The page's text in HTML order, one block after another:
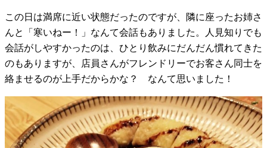
この日は満席に近い状態だったのですが、隣に座ったお姉さ
んと「寒いねー！」なんて会話もありました。人見知りでも
会話がしやすかったのは、ひとり飲みにだんだん慣れてきた
のもありますが、店員さんがフレンドリーでお客さん同士を
絡ませるのが上手だからかな？ なんて思いました！